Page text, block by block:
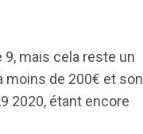
mais cela reste un
moins de 200€ et son
2020, étant encore